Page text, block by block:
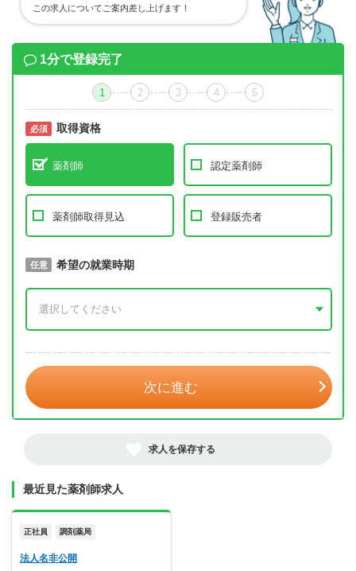
この求人についてご案内差し上げます！
1分で登録完了
1 2 3 4 5
必須 取得資格
薬剤師 認定薬剤師
薬剤師取得見込 登録販売者
必須 取得予定年
任意 希望の就業時期
次に進む
求人を保存する
最近見た薬剤師求人
正社員 調剤薬局
法人名非公開